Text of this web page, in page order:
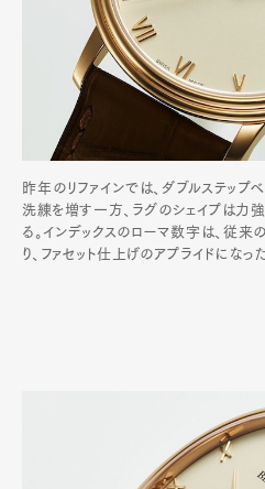
昨年のリファインでは、ダブルステップ
洗練を増す一方、ラグのシェイプは力
る。インデックスのローマ数字は、従
り、ファセット仕上げのアプライドになった